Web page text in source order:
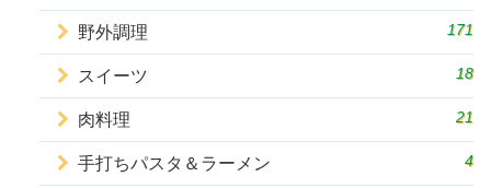
野外調理 171
スイーツ 18
肉料理 21
手打ちパスタ＆ラーメン 4